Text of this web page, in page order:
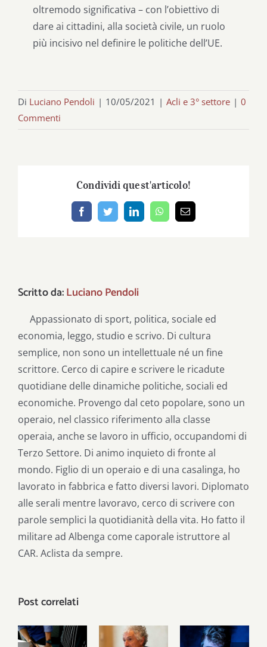
oltremodo significativa – con l’obiettivo di
dare ai cittadini, alla società civile, un ruolo
più incisivo nel definire le politiche dell’UE.
Di Luciano Pendoli | 10/05/2021 | Acli e 3° settore | 0
Commenti
Condividi quest'articolo!
FacebookTwitterLinkedInWhatsApp
Email
Scritto da:Luciano Pendoli
Appassionato di sport, politica, sociale ed
economia, leggo, studio e scrivo. Di cultura
semplice, non sono un intellettuale né un fine
scrittore. Cerco di capire e scrivere le ricadute
quotidiane delle dinamiche politiche, sociali ed
economiche. Provengo dal ceto popolare, sono un
operaio, nel classico riferimento alla classe
operaia, anche se lavoro in ufficio, occupandomi di
Terzo Settore. Di animo inquieto di fronte al
mondo. Figlio di un operaio e di una casalinga, ho
lavorato in fabbrica e fatto diversi lavori. Diplomato
alle serali mentre lavoravo, cerco di scrivere con
parole semplici la quotidianità della vita. Ho fatto il
militare ad Albenga come caporale istruttore al
CAR. Aclista da sempre.
Post correlati